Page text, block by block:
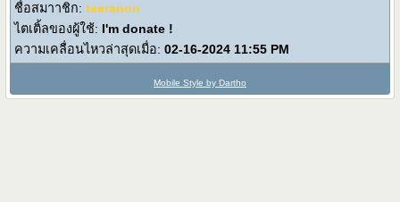
ชื่อสมาาชิก:teeranon
ไตเติ้ลของผู้ใช้: I'm donate !
ความเคลื่อนไหวล่าสุดเมื่อ: 02-16-2024 11:55 PM
Mobile Style by Dartho